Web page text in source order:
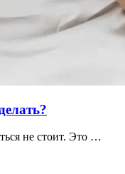
не стоит. Это …